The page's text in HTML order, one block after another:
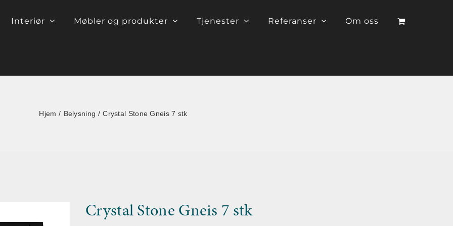
Interiør Møbler og produkter Tjenester Referanser Om oss
Hjem Belysning Crystal Stone Gneis 7 stk
Crystal Stone Gneis 7 stk